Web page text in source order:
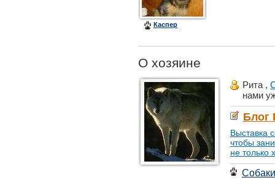
Каспер
О хозяине
Рита ,
нами
Блог
Выставка
чтобы
не только
Собаки